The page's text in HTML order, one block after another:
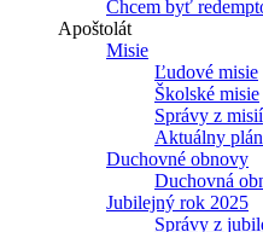
Chcem byť
Apoštolát
Misie
Ľudové misie
Školské misie
Správy z misií
Aktuálny
Duchovné obnovy
Duchovná
Jubilejný rok 2025
Správy z